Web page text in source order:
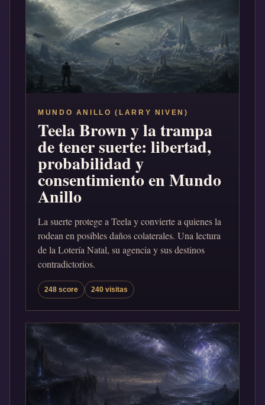
MUNDO ANILLO (LARRY NIVEN)
Teela Brown y la trampa
de tener suerte: libertad,
probabilidad y
consentimiento en Mundo
Anillo
La suerte protege a Teela y convierte a quienes la
rodean en posibles daños colaterales. Una lectura
de la Lotería Natal, su agencia y sus destinos
contradictorios.
248 score 240 visitas